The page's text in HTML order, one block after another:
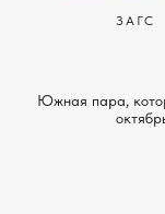
ЗАГС
Южная пара,